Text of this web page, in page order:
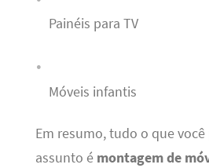
Painéis para TV
Móveis infantis
Em resumo, tudo o que
assunto é montagem de